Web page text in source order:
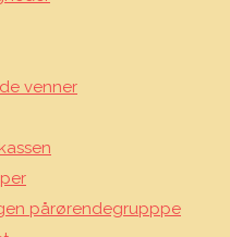
venner
pårørendegrupppe